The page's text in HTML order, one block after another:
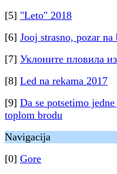
[5] "Leto" 2018
[6] Jooj strasno, pozar na
[7] Уклоните пловила
[8] Led na rekama 2017
[9] Da se potsetimo
toplom brodu
Navigacija
[0] Gore